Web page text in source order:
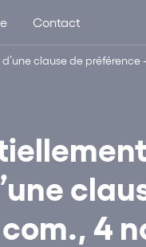
Contact
clause de préférence
4